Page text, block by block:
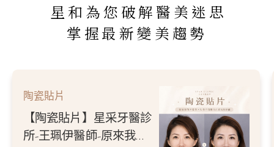
星和為您破解醫美迷思
掌握最新變美趨勢
陶瓷貼片
【陶瓷貼片】星采牙醫診
所-王珮伊醫師-原來我的